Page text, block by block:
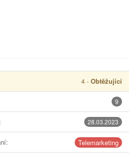
4- Obtěžující
9
28.03.2023
Telemarketing